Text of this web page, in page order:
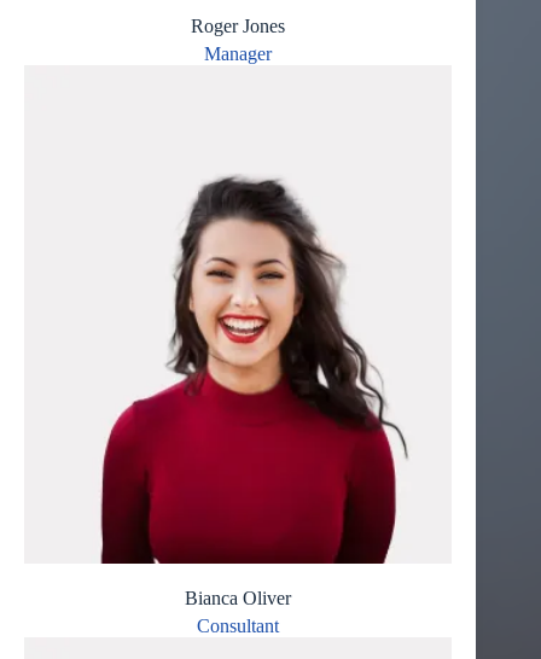
Roger Jones
Manager
Bianca Oliver
Consultant